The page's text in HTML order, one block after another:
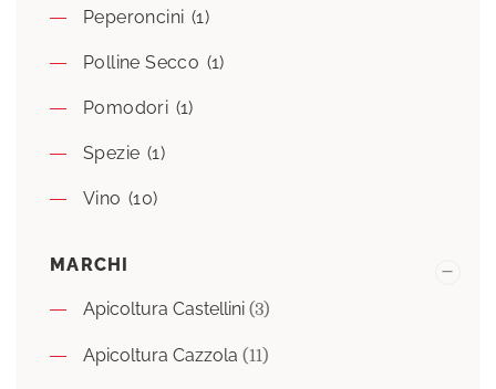
Peperoncini (1)
Polline Secco (1)
Pomodori (1)
Spezie (1)
Vino (10)
MARCHI
Apicoltura Castellini (3)
Apicoltura Cazzola (11)